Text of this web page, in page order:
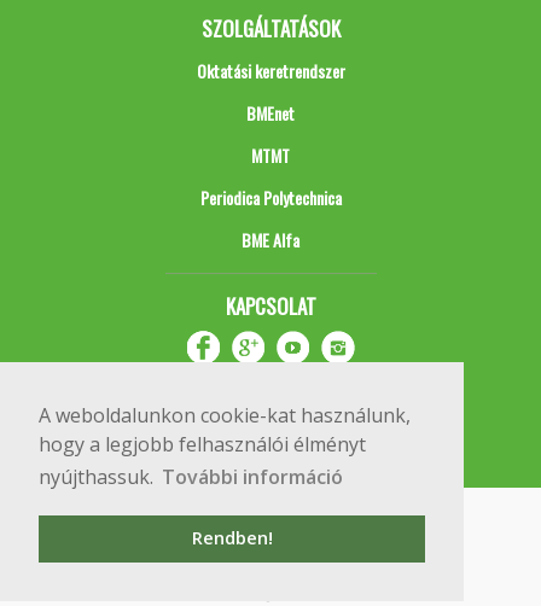
A weboldalunkon cookie-kat használunk,
hogy a legjobb felhasználói élményt
nyújthassuk. További információ
Rendben!
SZOLGÁLTATÁSOK
Oktatási keretrendszer
BMEnet
MTMT
Periodica Polytechnica
BME Alfa
KAPCSOLAT
Copyright © 2020 BME Építőmérnöki Kar
1111 Budapest, Műegyetem rkp. 3.